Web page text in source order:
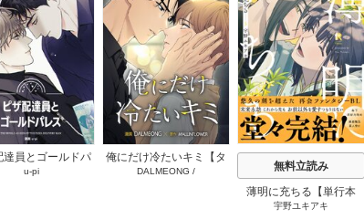
達員とゴールドパ
タテヨミ】 104巻
u-pi
俺にだけ冷たいキミ【タ
テヨミ】 34巻
DALMEONG /
無料立読み
薄明に充ちる【単行本
版】 5巻
宇野ユキアキ